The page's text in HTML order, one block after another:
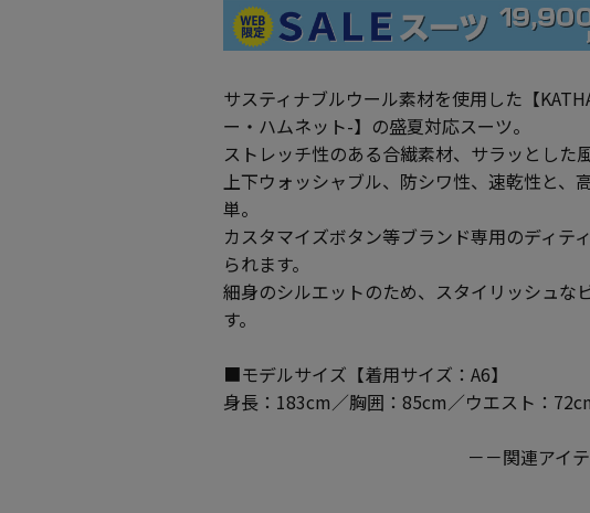
サスティナブルウール素材を使用した【
ー・ハムネット-】の盛夏対応スーツ。
ストレッチ性のある合繊素材、サラッとした
上下ウォッシャブル、防シワ性、速乾性と、
単。
カスタマイズボタン等ブランド専用のディテ
られます。
細身のシルエットのため、スタイリッシュな
す。
■モデルサイズ【着用サイズ：A6】
身長：183cm／胸囲：85cm／ウエスト：
－－関連アイ